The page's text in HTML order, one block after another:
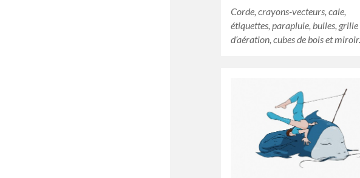
Corde, crayons-vecteurs, cale,
étiquettes, parapluie, bulles, grille
d’aération, cubes de bois et miroir.